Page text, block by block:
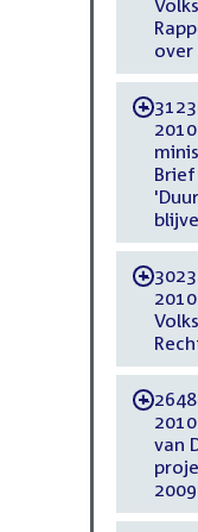
-
-
-
van
2009